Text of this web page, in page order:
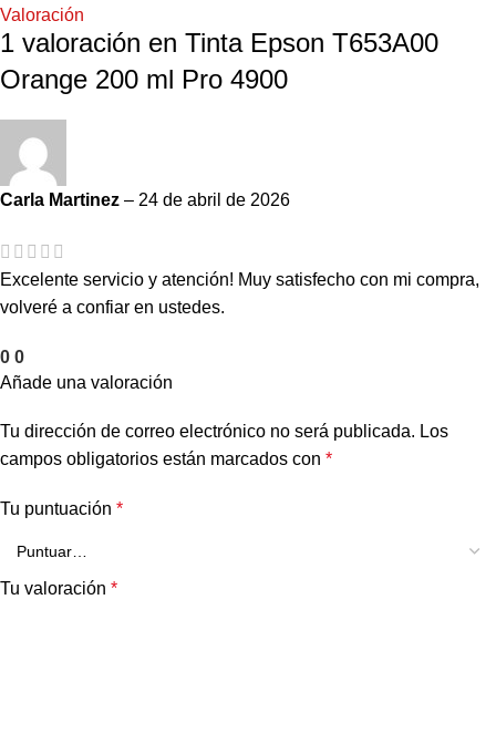
Valoración
1 valoración en Tinta Epson T653A00
Orange 200 ml Pro 4900
Carla Martinez – 24 de abril de 2026
Excelente servicio y atención! Muy satisfecho con mi compra,
volveré a confiar en ustedes.
0 0
Añade una valoración
Tu dirección de correo electrónico no será publicada. Los
campos obligatorios están marcados con *
Tu puntuación *
Tu valoración *